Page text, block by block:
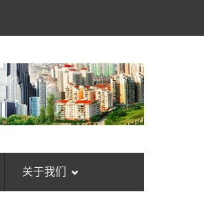
关于我们